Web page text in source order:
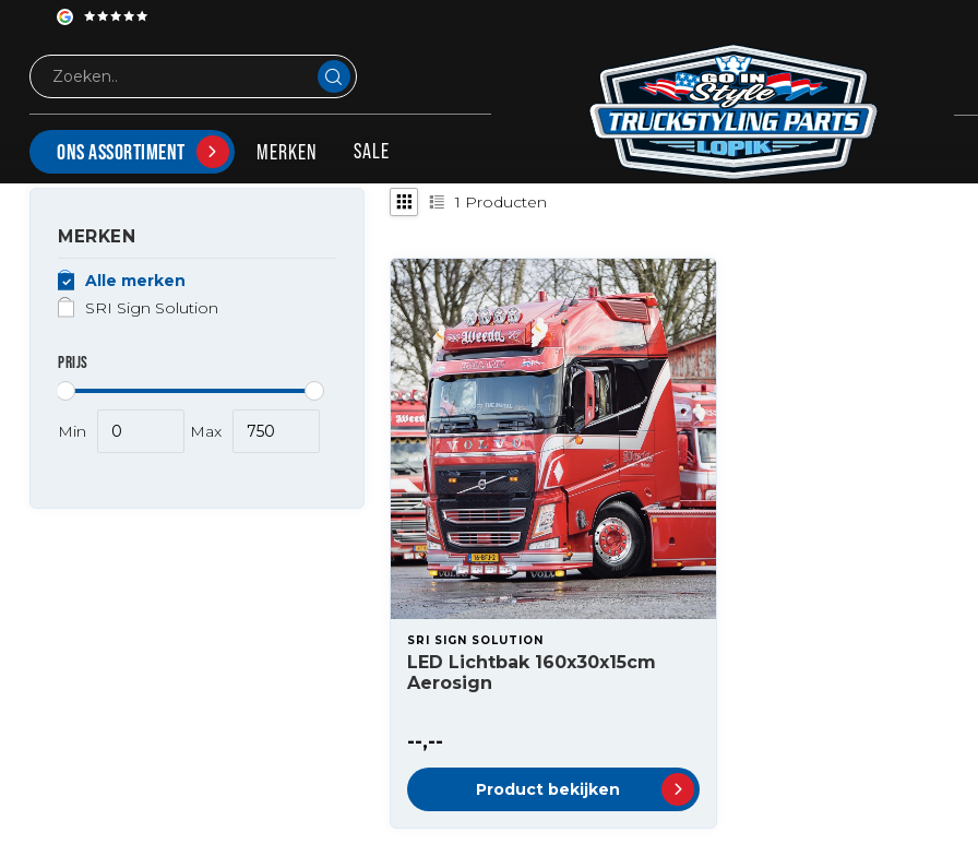
ONS ASSORTIMENT MERKEN SALE
PRODUCTEN GETAGD MET 160CM LICHTBAK
MERKEN
Alle merken
SRI Sign Solution
PRIJS
Min Max
1 Producten
SRI SIGN SOLUTION
LED Lichtbak 160x30x15cm
Aerosign
--,--
Product bekijken